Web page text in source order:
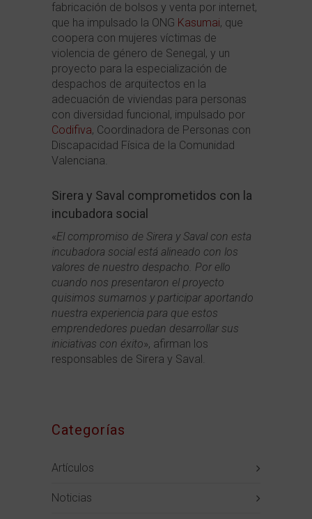
fabricación de bolsos y venta por internet,
que ha impulsado la ONG Kasumai, que
coopera con mujeres víctimas de
violencia de género de Senegal, y un
proyecto para la especialización de
despachos de arquitectos en la
adecuación de viviendas para personas
con diversidad funcional, impulsado por
Codifiva, Coordinadora de Personas con
Discapacidad Física de la Comunidad
Valenciana.
Sirera y Saval comprometidos con la
incubadora social
«El compromiso de Sirera y Saval con esta
incubadora social está alineado con los
valores de nuestro despacho. Por ello
cuando nos presentaron el proyecto
quisimos sumarnos y participar aportando
nuestra experiencia para que estos
emprendedores puedan desarrollar sus
iniciativas con éxito», afirman los
responsables de Sirera y Saval.
Categorías
Artículos
Noticias